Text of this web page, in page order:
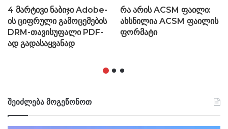
4 მარტივი ნაბიჯი Adobe-
ის ციფრული გამოცემების
DRM-თავისუფალი PDF-
ად გადასაყვანად
რა არის ACSM ფაილი:
ახსნილია ACSM ფაილის
ფორმატი
შეიძლება მოგეწონოთ